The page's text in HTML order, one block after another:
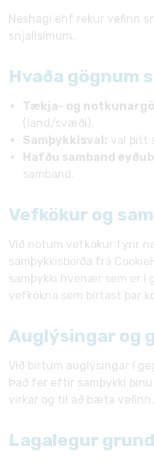
Neshagi ehf rekur vefinn
snjallsímum.
Hvaða gögnum
Tækja- og
(land/svæði).
Samþykkisval: val þitt
Hafðu samband
samband.
Vefkökur og
Við notum vefkökur fyrir
samþykkisborða frá
samþykki hvenær sem er í
vefkökna sem birtast þar
Auglýsingar og
Við birtum auglýsingar í
Það fer eftir samþykki
virkar og til að bæta vefinn.
Lagalegur